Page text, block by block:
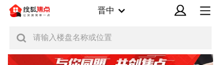
晋中
请输入楼盘名称或位置